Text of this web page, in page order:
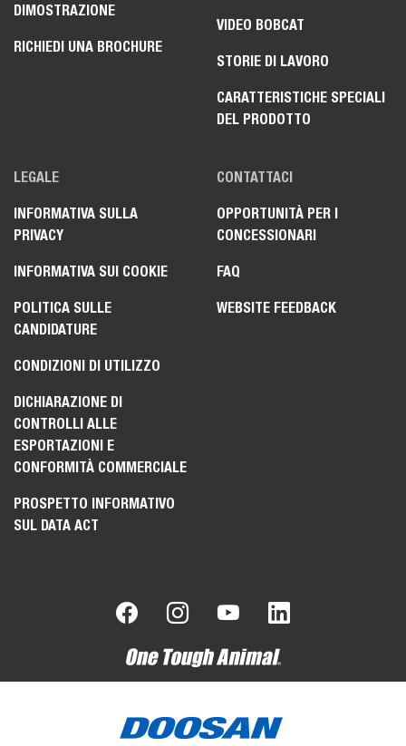
DIMOSTRAZIONE
RICHIEDI UNA BROCHURE
VIDEO BOBCAT
STORIE DI LAVORO
CARATTERISTICHE SPECIALI
DEL PRODOTTO
LEGALE
INFORMATIVA SULLA
PRIVACY
INFORMATIVA SUI COOKIE
POLITICA SULLE
CANDIDATURE
CONDIZIONI DI UTILIZZO
DICHIARAZIONE DI
CONTROLLI ALLE
ESPORTAZIONI E
CONFORMITÀ COMMERCIALE
PROSPETTO INFORMATIVO
SUL DATA ACT
CONTATTACI
OPPORTUNITÀ PER I
CONCESSIONARI
FAQ
WEBSITE FEEDBACK